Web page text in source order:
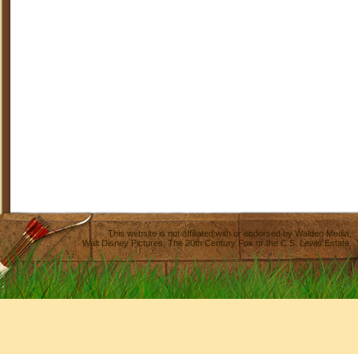
This website is not affiliated with or endorsed byWalden Media
Walt Disney Pictures,The 20th Century Fox or the C.S. Lewis Estate.